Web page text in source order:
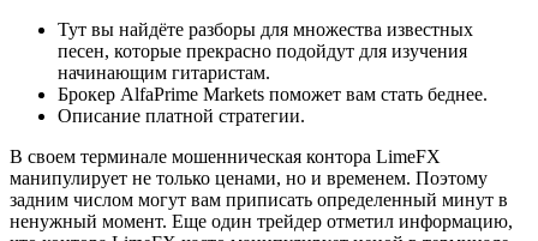
Тут вы найдёте разборы для множества известных
песен, которые прекрасно подойдут для изучения
начинающим гитаристам.
Брокер AlfaPrime Markets поможет вам стать беднее.
Описание платной стратегии.
В своем терминале мошенническая контора LimeFX
манипулирует не только ценами, но и временем. Поэтому
задним числом могут вам приписать определенный минут в
ненужный момент. Еще один трейдер отметил информацию,